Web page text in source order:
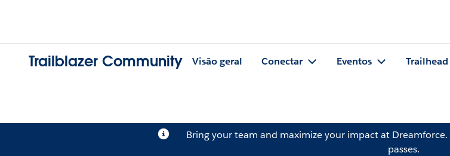
Trailblazer Community Visão geral Conectar Eventos Trailhead
Bring your team and maximize your impact at Dreamforce.
passes.